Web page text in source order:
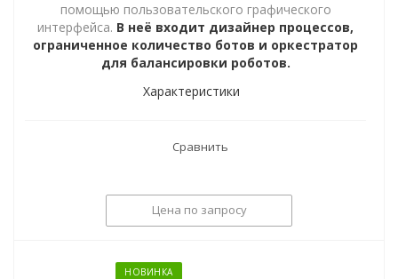
помощью пользовательского графического
интерфейса. В неё входит дизайнер процессов,
ограниченное количество ботов и оркестратор
для балансировки роботов.
Характеристики
Сравнить
Цена по запросу
НОВИНКА